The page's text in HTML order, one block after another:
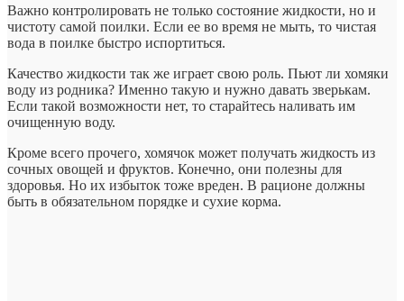
Важно контролировать не только состояние жидкости, но и
чистоту самой поилки. Если ее во время не мыть, то чистая
вода в поилке быстро испортиться.
Качество жидкости так же играет свою роль. Пьют ли хомяки
воду из родника? Именно такую и нужно давать зверькам.
Если такой возможности нет, то старайтесь наливать им
очищенную воду.
Кроме всего прочего, хомячок может получать жидкость из
сочных овощей и фруктов. Конечно, они полезны для
здоровья. Но их избыток тоже вреден. В рационе должны
быть в обязательном порядке и сухие корма.